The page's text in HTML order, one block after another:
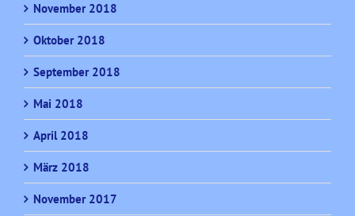
November 2018
Oktober 2018
September 2018
Mai 2018
April 2018
März 2018
November 2017